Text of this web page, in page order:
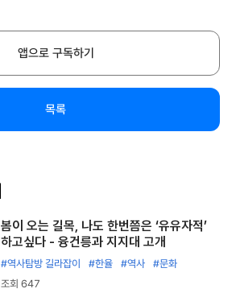
앱으로 구독하기
목록
봄이 오는 길목, 나도 한번쯤은 ‘유유자적’
하고싶다 - 융건릉과 지지대 고개
#역사탐방 길라잡이 #한율 #역사
#문화
조회 647